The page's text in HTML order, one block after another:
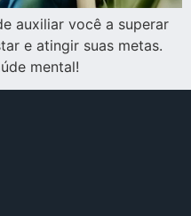
auxiliar você a superar
e atingir suas metas.
mental!